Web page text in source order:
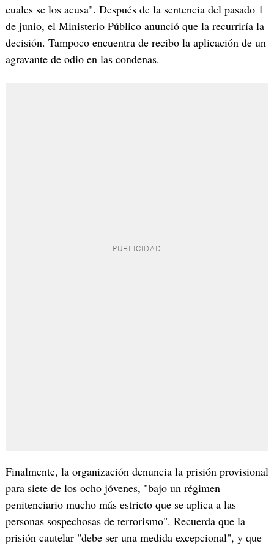
cuales se los acusa". Después de la sentencia del pasado 1
de junio, el Ministerio Público anunció que la recurriría la
decisión. Tampoco encuentra de recibo la aplicación de un
agravante de odio en las condenas.
Finalmente, la organización denuncia la prisión provisional
para siete de los ocho jóvenes, "bajo un régimen
penitenciario mucho más estricto que se aplica a las
personas sospechosas de terrorismo". Recuerda que la
prisión cautelar "debe ser una medida excepcional", y que